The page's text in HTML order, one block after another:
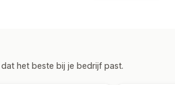
aanbiedingen Afteltimers
Flash sales Planning
het beste bij je bedrijf past.